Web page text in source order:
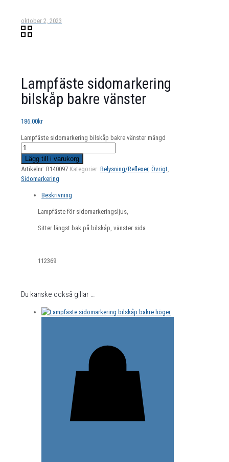
oktober 2, 2023
Lampfäste sidomarkering
bilskåp bakre vänster
186.00kr
Lampfäste sidomarkering bilskåp bakre vänster mängd
Lägg till i varukorg
Artikelnr: R140097 Kategorier: Belysning/Reflexer, Övrigt
Sidomarkering
Beskrivning
Lampfäste för sidomarkeringsljus,
Sitter längst bak på bilskåp, vänster sida
112369
Du kanske också gillar …